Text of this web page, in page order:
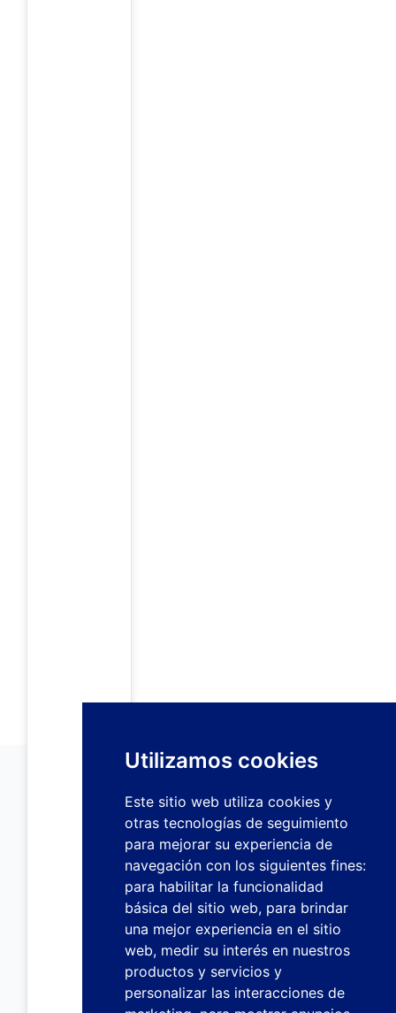
Utilizamos cookies
Este sitio web utiliza cookies y
otras tecnologías de seguimiento
para mejorar su experiencia de
navegación con los siguientes fines:
para habilitar la funcionalidad
básica del sitio web, para brindar
una mejor experiencia en el sitio
web, medir su interés en nuestros
productos y servicios y
personalizar las interacciones de